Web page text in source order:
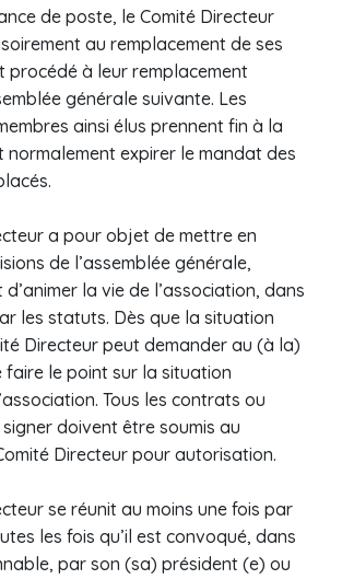
de poste, le Comité Directeur
au remplacement de ses
procédé à leur remplacement
générale suivante. Les
ainsi élus prennent fin à la
expirer le mandat des
a pour objet de mettre en
de l’assemblée générale,
d’animer la vie de l’association, dans
les statuts. Dès que la situation
Directeur peut demander au (à la)
le point sur la situation
Tous les contrats ou
doivent être soumis au
Directeur pour autorisation.
se réunit au moins une fois par
les fois qu’il est convoqué, dans
par son (sa) président (e) ou